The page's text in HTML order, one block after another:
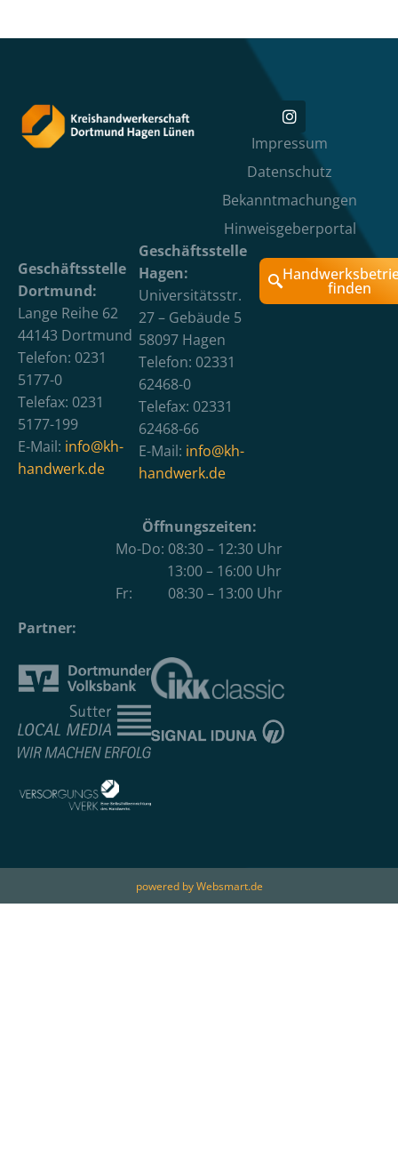
Impressum
Datenschutz
Bekanntmachungen
Hinweisgeberportal
Geschäftsstelle
Dortmund:
Lange Reihe 62
44143 Dortmund
Telefon: 0231
5177-0
Telefax: 0231
5177-199
E-Mail: info@kh-
handwerk.de
Geschäftsstelle
Hagen:
Universitätsstr.
27 – Gebäude 5
58097 Hagen
Telefon: 02331
62468-0
Telefax: 02331
62468-66
E-Mail: info@kh-
handwerk.de
finden
Öffnungszeiten:
Mo-Do: 08:30 – 12:30 Uhr
13:00 – 16:00 Uhr
Fr: 08:30 – 13:00 Uhr
Partner:
powered by Websmart.de